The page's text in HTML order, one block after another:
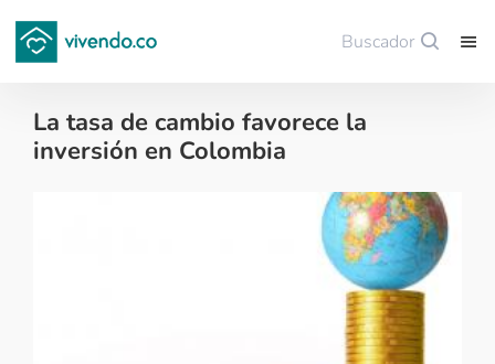
Buscador
La tasa de cambio favorece la
inversión en Colombia
Colombianos en el exterior - 2018-04-26
Guardar